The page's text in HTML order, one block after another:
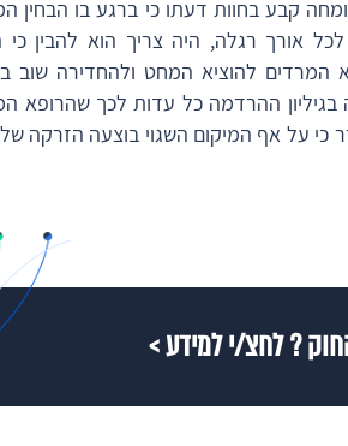
קבע בחוות דעתו כי ברגע בו הבחין
אורך רגלה, היה צריך הוא להבין
להוציא המחט ולהחדירה שוב
ההרדמה כל עדות לכך שהרופא
על אף המיקום השגוי בוצעה הזרקה
? לחצ/י למידע >